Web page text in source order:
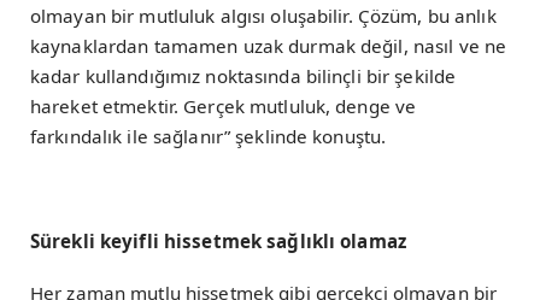
olmayan bir mutluluk algısı oluşabilir. Çözüm, bu anlık
kaynaklardan tamamen uzak durmak değil, nasıl ve ne
kadar kullandığımız noktasında bilinçli bir şekilde
hareket etmektir. Gerçek mutluluk, denge ve
farkındalık ile sağlanır” şeklinde konuştu.
Sürekli keyifli hissetmek sağlıklı olamaz
Her zaman mutlu hissetmek gibi gerçekçi olmayan bir